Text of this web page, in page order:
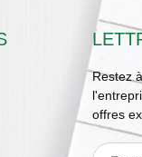
Restez
offres